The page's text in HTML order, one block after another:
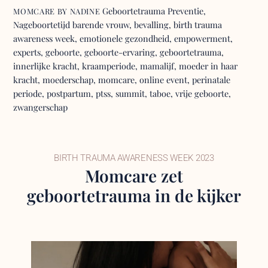
MOMCARE BY NADINE Geboortetrauma Preventie,
Nageboortetijd barende vrouw,bevalling,birth trauma
awareness week,emotionele gezondheid,empowerment,
experts,geboorte,geboorte-ervaring,geboortetrauma,
innerlijke kracht,kraamperiode,mamalijf,moeder in haar
kracht,moederschap,momcare,online event,perinatale
periode,postpartum,ptss,summit,taboe,vrije geboorte,
zwangerschap
BIRTH TRAUMA AWARENESS WEEK 2023
Momcare zet
geboortetrauma in de kijker